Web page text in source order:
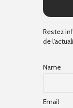
Restez
de
Name
Email